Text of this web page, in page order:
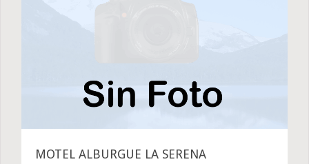
MOTEL ALBURGUE LA SERENA